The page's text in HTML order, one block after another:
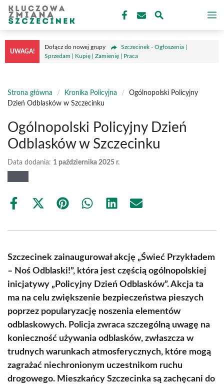
Przejdź
treści
UWAGA!
Dołącz do nowej grupy
Szczecinek - Ogłoszenia |
Sprzedam | Kupię | Zamienię | Praca
Strona główna / Kronika Policyjna /
Ogólnopolski Policyjny
Dzień Odblasków w Szczecinku
Ogólnopolski Policyjny Dzień
Odblasków w Szczecinku
Data dodania: 1 października 2025 r.
Share
Share
(Twitter)
Share Share Share Share
Szczecinek zainaugurował akcję „Świeć Przykładem
– Noś Odblaski!”, która jest częścią ogólnopolskiej
inicjatywy „Policyjny Dzień Odblasków”. Akcja ta
ma na celu zwiększenie bezpieczeństwa pieszych
poprzez popularyzację noszenia elementów
odblaskowych. Policja zwraca szczególną uwagę na
konieczność używania odblasków, zwłaszcza w
trudnych warunkach atmosferycznych, które mogą
zagrażać niechronionym uczestnikom ruchu
drogowego. Mieszkańcy Szczecinka są zachęcani do